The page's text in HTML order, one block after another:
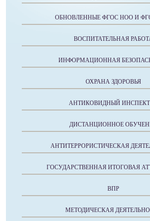
ОБНОВЛЕННЫЕ ФГОС НОО И
ВОСПИТАТЕЛЬНАЯ
ИНФОРМАЦИОННАЯ
ОХРАНА ЗДОРОВЬЯ
АНТИКОВИДНЫЙ
ДИСТАНЦИОННОЕ
АНТИТЕРРОРИСТИЧЕСКАЯ
ГОСУДАРСТВЕННАЯ ИТОГОВАЯ
ВПР
МЕТОДИЧЕСКАЯ